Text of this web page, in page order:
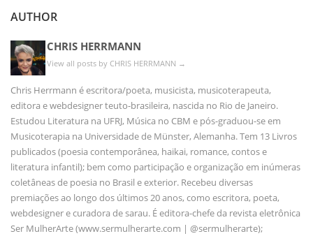
AUTHOR
CHRIS HERRMANN
View all posts by CHRIS HERRMANN →
Chris Herrmann é escritora/poeta, musicista, musicoterapeuta,
editora e webdesigner teuto-brasileira, nascida no Rio de Janeiro.
Estudou Literatura na UFRJ, Música no CBM e pós-graduou-se em
Musicoterapia na Universidade de Münster, Alemanha. Tem 13 Livros
publicados (poesia contemporânea, haikai, romance, contos e
literatura infantil); bem como participação e organização em inúmeras
coletâneas de poesia no Brasil e exterior. Recebeu diversas
premiações ao longo dos últimos 20 anos, como escritora, poeta,
webdesigner e curadora de sarau. É editora-chefe da revista eletrônica
Ser MulherArte (www.sermulherarte.com | @sermulherarte);